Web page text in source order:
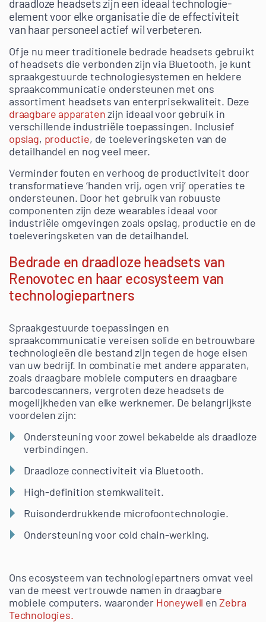
draadloze headsets zijn een ideaal technologie-
element voor elke organisatie die de effectiviteit
van haar personeel actief wil verbeteren.
Of je nu meer traditionele bedrade headsets gebruikt
of headsets die verbonden zijn via Bluetooth, je kunt
spraakgestuurde technologiesystemen en heldere
spraakcommunicatie ondersteunen met ons
assortiment headsets van enterprisekwaliteit. Deze
draagbare apparatenzijn ideaal voor gebruik in
verschillende industriële toepassingen. Inclusief
opslag, productie, de toeleveringsketen van de
detailhandel en nog veel meer.
Verminder fouten en verhoog de productiviteit door
transformatieve ‘handen vrij, ogen vrij’ operaties te
ondersteunen. Door het gebruik van robuuste
componenten zijn deze wearables ideaal voor
industriële omgevingen zoals opslag, productie en de
toeleveringsketen van de detailhandel.
Bedrade en draadloze headsets van
Renovotec en haar ecosysteem van
technologiepartners
Spraakgestuurde toepassingen en
spraakcommunicatie vereisen solide en betrouwbare
technologieën die bestand zijn tegen de hoge eisen
van uw bedrijf. In combinatie met andere apparaten,
zoals draagbare mobiele computers en draagbare
barcodescanners, vergroten deze headsets de
mogelijkheden van elke werknemer. De belangrijkste
voordelen zijn:
Ondersteuning voor zowel bekabelde als draadloze
verbindingen.
Draadloze connectiviteit via Bluetooth.
High-definition stemkwaliteit.
Ruisonderdrukkende microfoontechnologie.
Ondersteuning voor cold chain-werking.
Ons ecosysteem van technologiepartners omvat veel
van de meest vertrouwde namen in draagbare
mobiele computers, waaronder Honeywell enZebra
Technologies.